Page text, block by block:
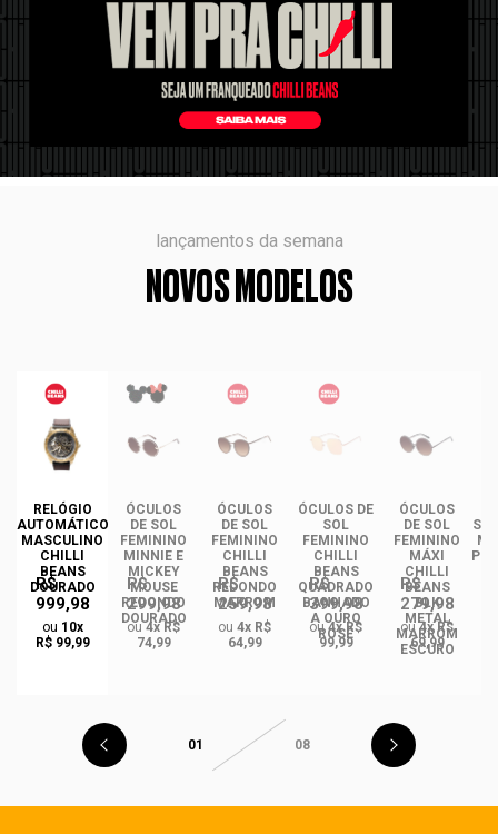
lançamentos da semana
NOVOS MODELOS
RELÓGIO
AUTOMÁTICO
MASCULINO
CHILLI
BEANS
DOURADO
R$
999,98
ou 10x
R$ 99,99
ÓCULOS
DE SOL
FEMININO
MINNIE E
MICKEY
MOUSE
REDONDO
DOURADO
R$
299,98
ou4x R$
74,99
ÓCULOS
DE SOL
FEMININO
CHILLI
BEANS
REDONDO
MARROM
R$
259,98
ou 4x R$
64,99
ÓCULOS DE
SOL
FEMININO
CHILLI
BEANS
QUADRADO
BANHADO
A OURO
ROSÉ
R$
399,98
ou4x R$
99,99
ÓCULOS
DE SOL
FEMININO
MÁXI
CHILLI
BEANS
BLK
METAL
MARROM
ESCURO
R$
279,98
ou4x R$
69,99
01 08